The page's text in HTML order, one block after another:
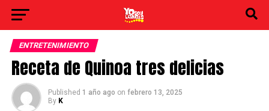
ENTRETENIMIENTO
Receta de Quinoa tres delicias
Published 1 año ago on febrero 13, 2025
By K